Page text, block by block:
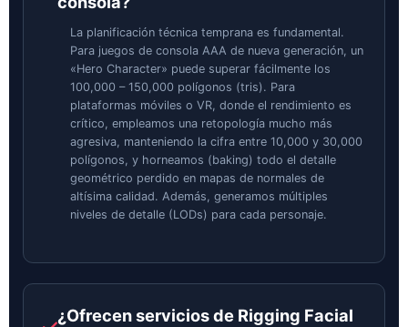
La planificación técnica temprana es fundamental.
Para juegos de consola AAA de nueva generación, un
«Hero Character» puede superar fácilmente los
100,000 – 150,000 polígonos (tris). Para
plataformas móviles o VR, donde el rendimiento es
crítico, empleamos una retopología mucho más
agresiva, manteniendo la cifra entre 10,000 y 30,000
polígonos, y horneamos (baking) todo el detalle
geométrico perdido en mapas de normales de
altísima calidad. Además, generamos múltiples
niveles de detalle (LODs) para cada personaje.
¿Ofrecen servicios de Rigging Facial